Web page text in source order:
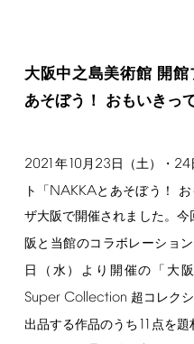
大阪中之島美術館 開館
あそぼう！ おもいきっ
2021年10月 23 日（土）・ 24
ト「 NAKKAとあそぼう！
ザ大阪で開催されました。
阪と当館のコラボレーショ
日（水）より開催の「⼤
Super Collection 超コレク
出品する作品のうち11 点を題